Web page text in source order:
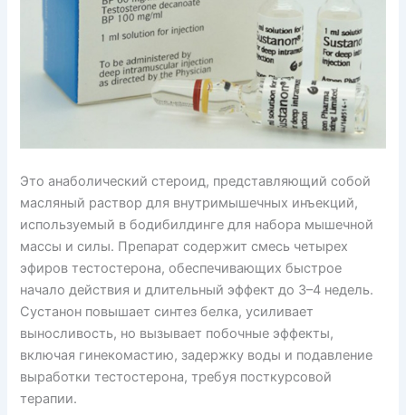
Это анаболический стероид, представляющий собой
масляный раствор для внутримышечных инъекций,
используемый в бодибилдинге для набора мышечной
массы и силы. Препарат содержит смесь четырех
эфиров тестостерона, обеспечивающих быстрое
начало действия и длительный эффект до 3–4 недель.
Сустанон повышает синтез белка, усиливает
выносливость, но вызывает побочные эффекты,
включая гинекомастию, задержку воды и подавление
выработки тестостерона, требуя посткурсовой
терапии.